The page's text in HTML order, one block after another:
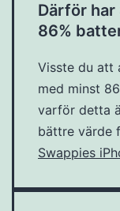
Därför
86%
Visste du att
med minst
varför detta
bättre värde
Swappies